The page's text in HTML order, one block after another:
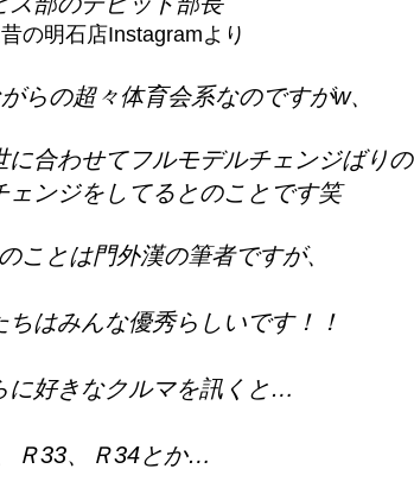
の明石店Instagramより
らの超々体育会系なのですがw、
に合わせてフルモデルチェンジばりの
ェンジをしてるとのことです笑
ことは門外漢の筆者ですが、
ちはみんな優秀らしいです！！
に好きなクルマを訊くと…
Ｒ33、Ｒ34とか…